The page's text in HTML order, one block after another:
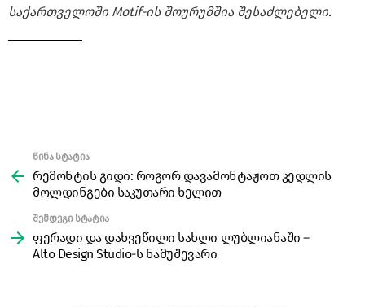
საქართველოში Motif-ის შოურუმშია შესაძლებელი.
more
წინა სტატია
რემონტის გიდი: როგორ დავამონტაჟოთ კედლის
მოლდინგები საკუთარი ხელით
შემდეგი სტატია
ფერადი და დახვეწილი სახლი ლუბლიანაში –
Alto Design Studio-ს ნამუშევარი